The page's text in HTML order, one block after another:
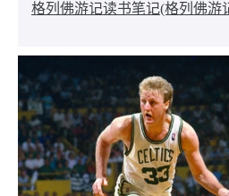
格列佛游记读书笔记(格列佛游